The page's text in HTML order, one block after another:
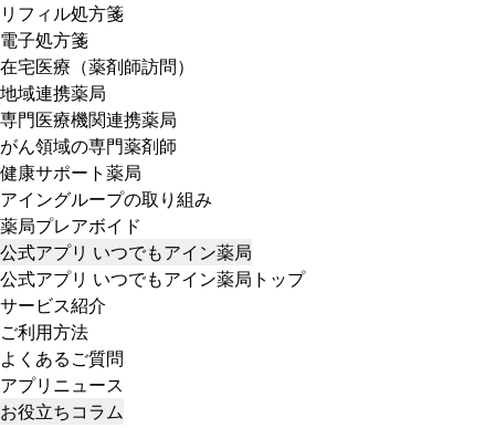
リフィル処方箋
電子処方箋
在宅医療（薬剤師訪問）
地域連携薬局
専門医療機関連携薬局
がん領域の専門薬剤師
健康サポート薬局
アイングループの取り組み
薬局プレアボイド
公式アプリ いつでもアイン薬局
公式アプリ いつでもアイン薬局トップ
サービス紹介
ご利用方法
よくあるご質問
アプリニュース
お役立ちコラム